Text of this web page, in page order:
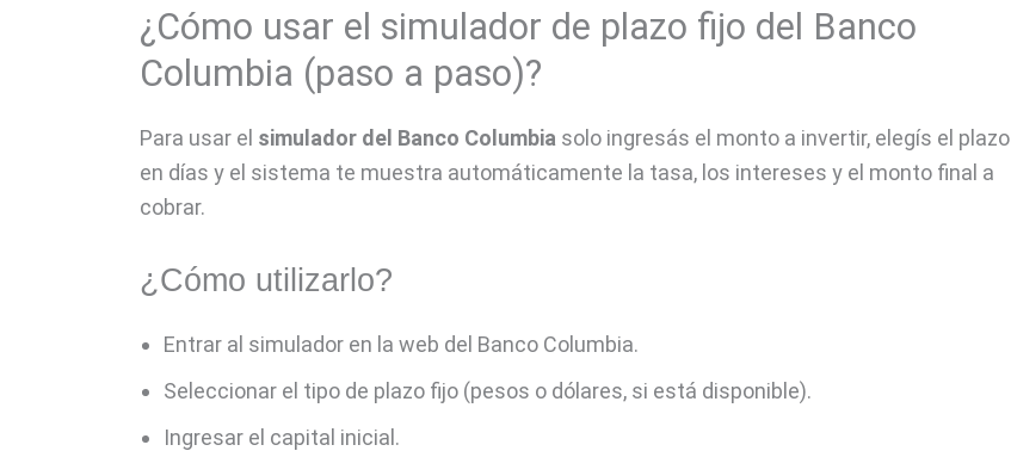
¿Cómo usar el simulador de plazo fijo del Banco
Columbia (paso a paso)?
Para usar el simulador del Banco Columbia solo ingresás el monto a invertir, elegís el plazo
en días y el sistema te muestra automáticamente la tasa, los intereses y el monto final a
cobrar.
¿Cómo utilizarlo?
Entrar al simulador en la web del Banco Columbia.
Seleccionar el tipo de plazo fijo (pesos o dólares, si está disponible).
Ingresar el capital inicial.